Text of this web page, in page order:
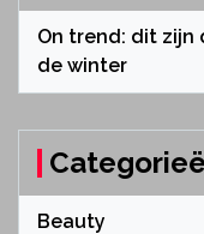
On trend: dit zijn
de winter
Beauty